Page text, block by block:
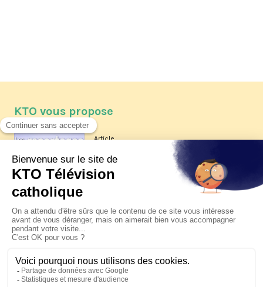
KTO vous propose
Article
Les reportages d'été 2026 de KTO
La visite pastorale du pape Léon
XIV à Assise à suivre sur KTO le
jeudi 6 août
Le pape en Uruguay, Argentine et
Pérou du 6 au 17 novembre 2026